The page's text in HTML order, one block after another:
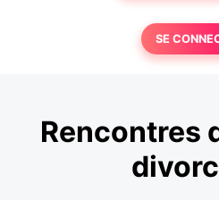
SE
Rencontres